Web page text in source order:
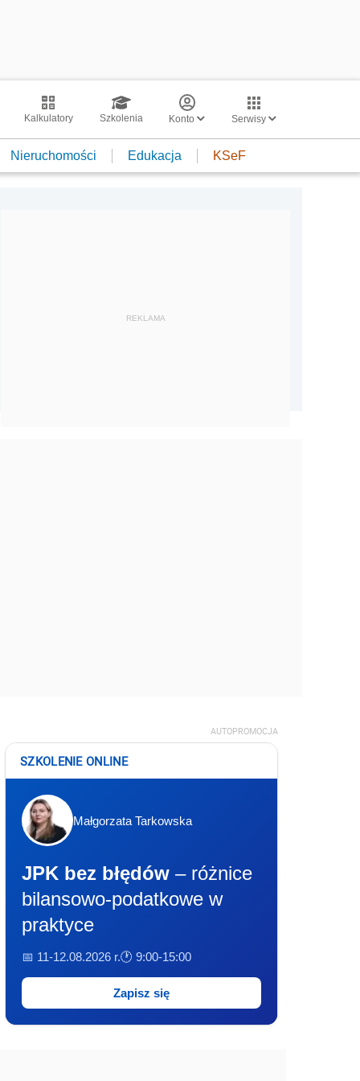
Kalkulatory Szkolenia Konto Serwisy
Nieruchomości Edukacja KSeF
REKLAMA
AUTOPROMOCJA
SZKOLENIE ONLINE
Małgorzata Tarkowska
JPK bez błędów – różnice
bilansowo-podatkowe w
praktyce
📅 11-12.08.2026 r.🕐 9:00-15:00
Zapisz się